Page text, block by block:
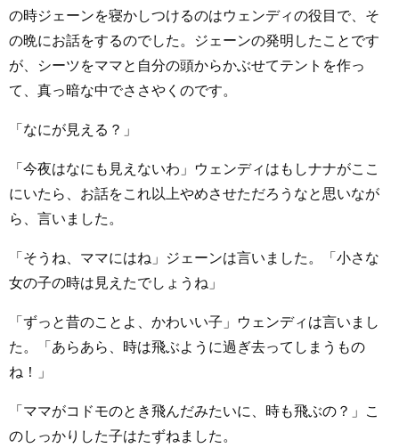
の時ジェーンを寝かしつけるのはウェンディの役目で、そ
の晩にお話をするのでした。ジェーンの発明したことです
が、シーツをママと自分の頭からかぶせてテントを作っ
て、真っ暗な中でささやくのです。
「なにが見える？」
「今夜はなにも見えないわ」ウェンディはもしナナがここ
にいたら、お話をこれ以上やめさせただろうなと思いなが
ら、言いました。
「そうね、ママにはね」ジェーンは言いました。「小さな
女の子の時は見えたでしょうね」
「ずっと昔のことよ、かわいい子」ウェンディは言いまし
た。「あらあら、時は飛ぶように過ぎ去ってしまうもの
ね！」
「ママがコドモのとき飛んだみたいに、時も飛ぶの？」こ
のしっかりした子はたずねました。